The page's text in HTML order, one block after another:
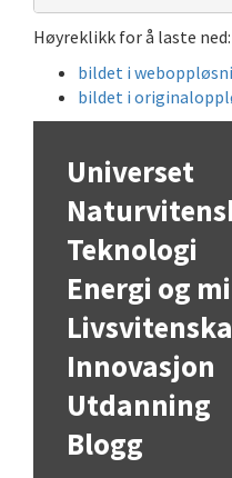
Høyreklikk for å laste ned:
bildet i
bildet i
Universet
Teknologi
Energi og
Innovasjon
Utdanning
Blogg